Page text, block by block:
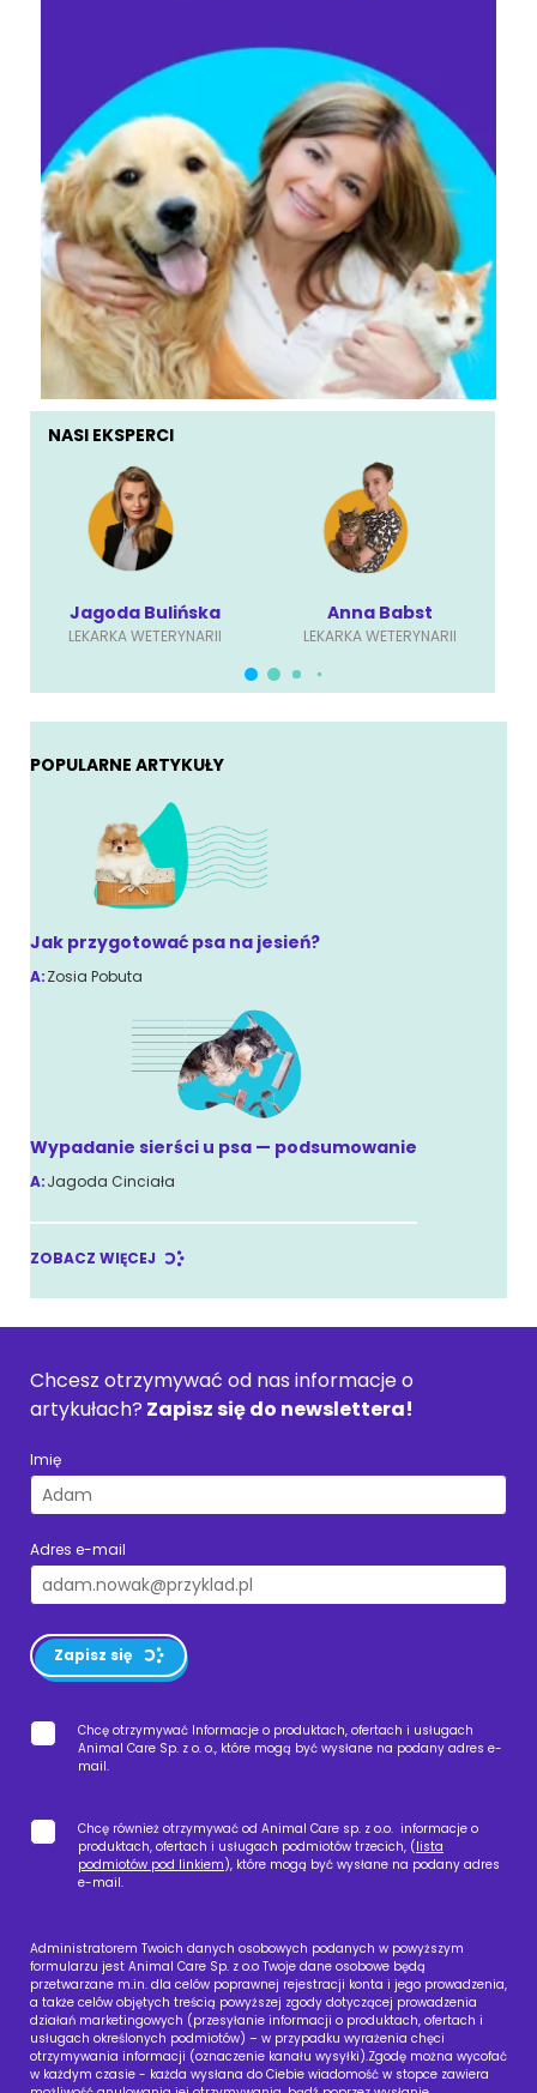
NASI EKSPERCI
Jagoda Bulińska
LEKARKA WETERYNARII
Anna Babst
LEKARKA WETERYNARII
POPULARNE ARTYKUŁY
Jak przygotować psa na jesień?
A:Zosia Pobuta
Wypadanie sierści u psa — podsumowanie
A:Jagoda Cinciała
ZOBACZ WIĘCEJ
Chcesz otrzymywać od nas informacje o
artykułach? Zapisz się do newslettera!
Imię
Adres e-mail
Zapisz się
Chcę otrzymywać Informacje o produktach, ofertach i usługach
Animal Care Sp. z o. o., które mogą być wysłane na podany adres e-
mail.
Chcę również otrzymywać od Animal Care sp. z o.o. informacje o
produktach, ofertach i usługach podmiotów trzecich, (lista
podmiotów pod linkiem), które mogą być wysłane na podany adres
e-mail.
Administratorem Twoich danych osobowych podanych w powyższym
formularzu jest Animal Care Sp. z o.o Twoje dane osobowe będą
przetwarzane m.in. dla celów poprawnej rejestracji konta i jego prowadzenia,
a także celów objętych treścią powyższej zgody dotyczącej prowadzenia
działań marketingowych (przesyłanie informacji o produktach, ofertach i
usługach określonych podmiotów) – w przypadku wyrażenia chęci
otrzymywania informacji (oznaczenie kanału wysyłki).Zgodę można wycofać
w każdym czasie - każda wysłana do Ciebie wiadomość w stopce zawiera